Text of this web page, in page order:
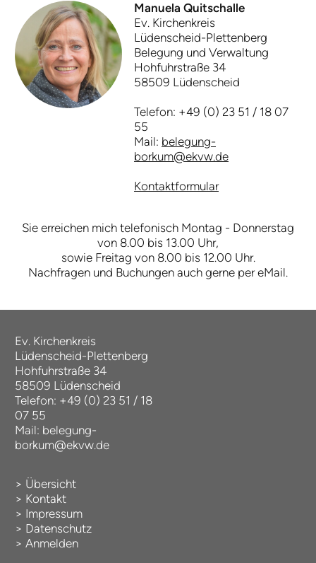
Manuela Quitschalle
Ev. Kirchenkreis
Lüdenscheid-Plettenberg
Belegung und Verwaltung
Hohfuhrstraße 34
58509 Lüdenscheid
Telefon: +49 (0) 23 51 / 18 07
55
Mail: belegung-
borkum@ekvw.de
Kontaktformular
Sie erreichen mich telefonisch Montag - Donnerstag
von 8.00 bis 13.00 Uhr,
sowie Freitag von 8.00 bis 12.00 Uhr.
Nachfragen und Buchungen auch gerne per eMail.
Ev. Kirchenkreis
Lüdenscheid-Plettenberg
Hohfuhrstraße 34
58509 Lüdenscheid
Telefon: +49 (0) 23 51 / 18
07 55
Mail: belegung-
borkum@ekvw.de
> Übersicht
> Kontakt
> Impressum
> Datenschutz
> Anmelden